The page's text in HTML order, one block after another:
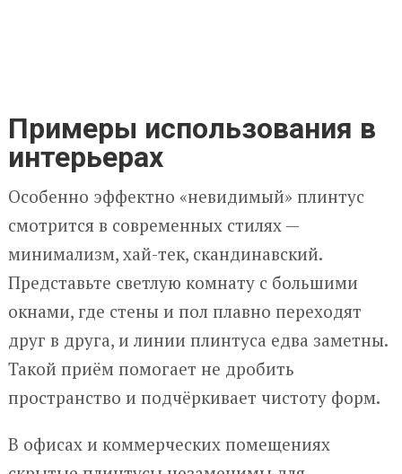
Примеры использования в
интерьерах
Особенно эффектно «невидимый» плинтус
смотрится в современных стилях —
минимализм, хай-тек, скандинавский.
Представьте светлую комнату с большими
окнами, где стены и пол плавно переходят
друг в друга, и линии плинтуса едва заметны.
Такой приём помогает не дробить
пространство и подчёркивает чистоту форм.
В офисах и коммерческих помещениях